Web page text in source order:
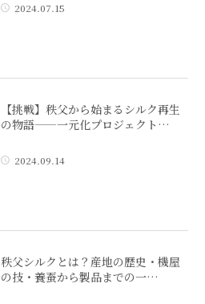
2024.07.15
【挑戦】秩父から始まるシルク再生
の物語——一元化プロジェクト…
2024.09.14
秩父シルクとは？産地の歴史・機屋
の技・養蚕から製品までの一…